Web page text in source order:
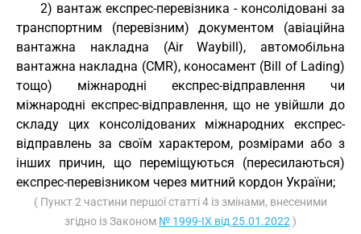
2) вантаж експрес-перевізника - консолідовані за
транспортним (перевізним) документом (авіаційна
вантажна накладна (Air Waybill), автомобільна
вантажна накладна (CMR), коносамент (Bill of Lading)
тощо) міжнародні експрес-відправлення чи
міжнародні експрес-відправлення, що не увійшли до
складу цих консолідованих міжнародних експрес-
відправлень за своїм характером, розмірами або з
інших причин, що переміщуються (пересилаються)
експрес-перевізником через митний кордон України;
( Пункт 2 частини першої статті 4 із змінами, внесеними
згідно із Законом № 1999-IX від 25.01.2022 )